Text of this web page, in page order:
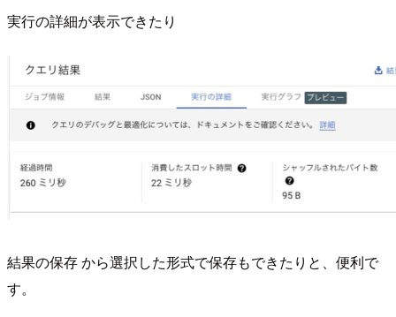
実行の詳細が表示できたり
結果の保存 から選択した形式で保存もできたりと、便利で
す。